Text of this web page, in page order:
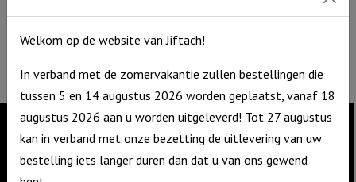
KVK nr: 60086041
BTW nr: NL8537.59.820.B01
Contact
Welkom op de website van Jiftach!
In verband met de zomervakantie zullen bestellingen die
tussen 5 en 14 augustus 2026 worden geplaatst, vanaf 18
augustus 2026 aan u worden uitgeleverd! Tot 27 augustus
kan in verband met onze bezetting de uitlevering van uw
bestelling iets langer duren dan dat u van ons gewend